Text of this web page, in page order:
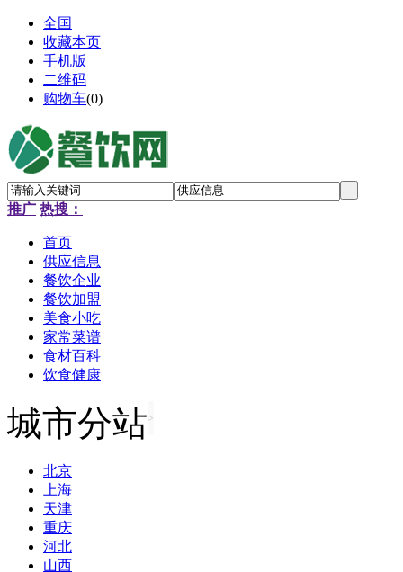
全国
收藏本页
手机版
二维码
购物车(0)
推广 热搜：
首页
供应信息
餐饮企业
餐饮加盟
美食小吃
家常菜谱
食材百科
饮食健康
城市分站
北京
上海
天津
重庆
河北
山西